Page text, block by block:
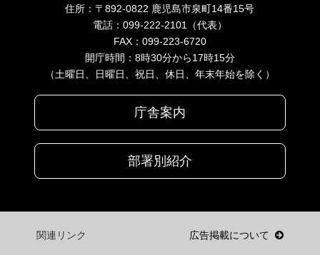
住所：〒892-0822 鹿児島市泉町14番15号
電話：099-222-2101（代表）
FAX：099-223-6720
開庁時間：8時30分から17時15分
（土曜日、日曜日、祝日、休日、年末年始を除く）
庁舎案内
部署別紹介
関連リンク 広告掲載について